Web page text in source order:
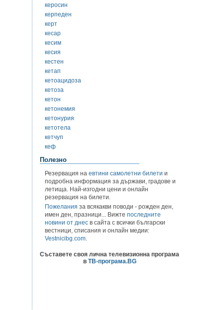
керосин
керпеден
керт
кесар
кесим
кесия
кестен
кетап
кетоацидоза
кетоза
кетон
кетонемия
кетонурия
кетотела
кетчуп
кеф
Полезно
Резервация на евтини самолетни билети и
подробна информация за държави, градове и
летища. Най-изгодни цени и онлайн
резервация на билети.
Пожелания за всякакви поводи - рожден ден,
имен ден, празници... Вижте последните
новини от днес в сайта с всички български
вестници, списания и онлайн медии:
Vestnicibg.com.
Съставете своя лична телевизионна програма
в ТВ-програма.BG